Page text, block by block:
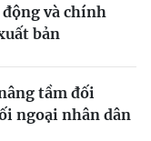
và chính
bản
tầm đối
ngoại nhân dân